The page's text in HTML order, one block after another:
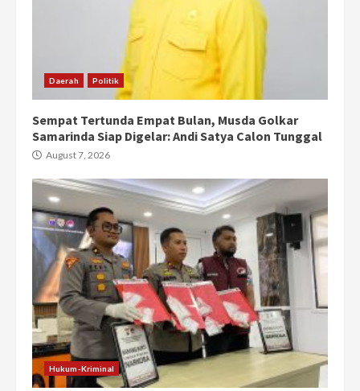
Daerah Politik
Sempat Tertunda Empat Bulan, Musda Golkar
Samarinda Siap Digelar: Andi Satya Calon Tunggal
August 7, 2026
Hukum-Kriminal